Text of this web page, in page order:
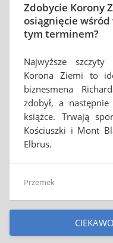
Zdobycie Korony
osiągnięcie wśród
tym terminem?
Najwyższe szczyty
Korona Ziemi to
biznesmena
zdobył, a
książce. Trwają
Kościuszki i Mont
Elbrus.
Przemek